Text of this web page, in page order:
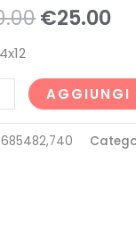
€30.00.
€25.00
AGGIUNGI
685482,740